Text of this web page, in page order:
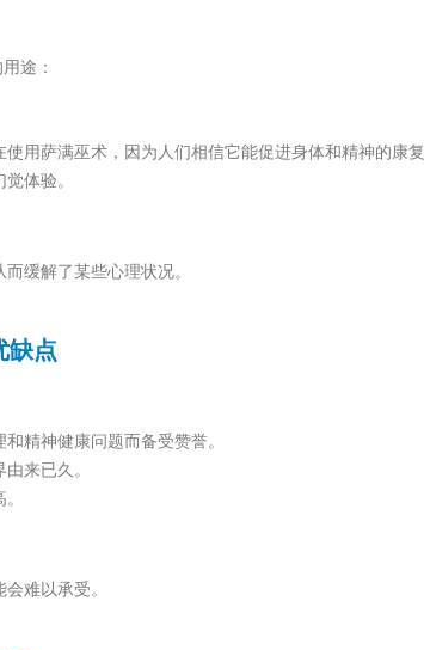
途：
用萨满巫术，因为人们相信它能促进身体和精神的康复
体验。
缓解了某些心理状况。
缺点
精神健康问题而备受赞誉。
来已久。
难以承受。